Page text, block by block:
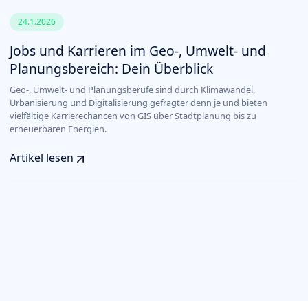
24.1.2026
Jobs und Karrieren im Geo-, Umwelt- und
Planungsbereich: Dein Überblick
Geo-, Umwelt- und Planungsberufe sind durch Klimawandel,
Urbanisierung und Digitalisierung gefragter denn je und bieten
vielfältige Karrierechancen von GIS über Stadtplanung bis zu
erneuerbaren Energien.
Artikel lesen